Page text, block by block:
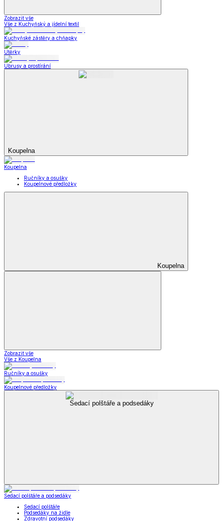
Zobrazit vše
Vše z Kuchyňský a jídelní textil
Kuchyňské zástěry a chňapky
Utěrky
Ubrusy a prostírání
Koupelna
Koupelna
Ručníky a osušky
Koupelnové předložky
Koupelna
Zobrazit vše
Vše z Koupelna
Ručníky a osušky
Koupelnové předložky
Sedací polštáře a podsedáky
Sedací polštáře a podsedáky
Sedací polštáře
Podsedáky na židle
Zdravotní podsedáky